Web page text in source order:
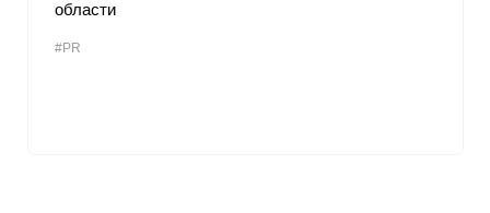
области
#PR